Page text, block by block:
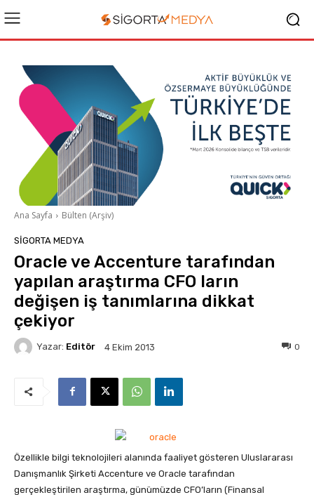
Ana Sayfa Bülten (Arşiv)
SIGORTA MEDYA
Oracle ve Accenture tarafından
yapılan araştırma CFO ların
değişen iş tanımlarına dikkat
çekiyor
Yazar: Editör 4 Ekim 2013 0
Özellikle bilgi teknolojileri alanında faaliyet gösteren Uluslararası
Danışmanlık Şirketi Accenture ve Oracle tarafından
gerçekleştirilen araştırma, günümüzde CFO’ların (Finansal